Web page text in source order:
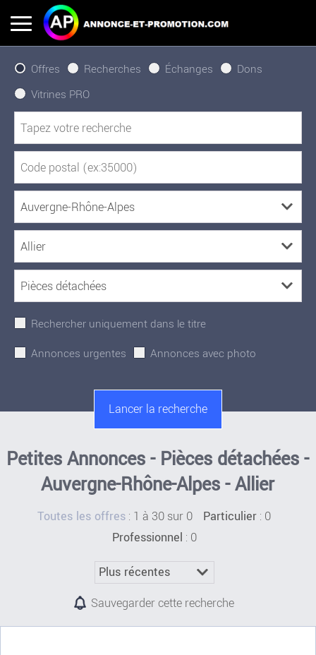
Offres Recherches Échanges
Dons
Vitrines PRO
Rechercher uniquement dans le titre
Annonces urgentes
Annonces avec photo
Petites Annonces - Pièces détachées -
Auvergne-Rhône-Alpes - Allier
Toutes les offres : 1 à 30 sur 0 Particulier : 0
Professionnel : 0
Sauvegarder cette recherche